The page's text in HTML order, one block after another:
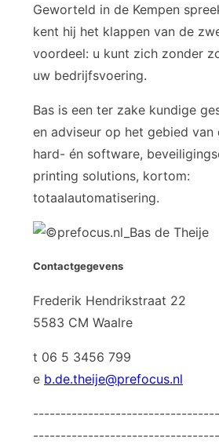
Geworteld in de Kempen
kent hij het klappen van de
voordeel: u kunt zich zonder
uw bedrijfsvoering.
Bas is een ter zake kundige
en adviseur op het gebied van
hard- én software,
printing solutions, kortom:
totaalautomatisering.
Contactgegevens
Frederik Hendrikstraat 22
5583 CM Waalre
t 06 5 3456 799
e b.de.theije@prefocus.nl